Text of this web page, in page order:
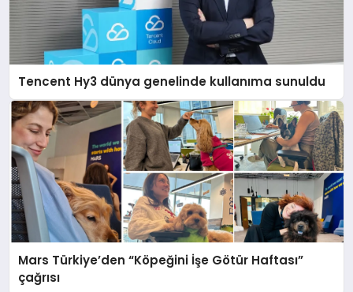
Tencent Hy3 dünya genelinde kullanıma sunuldu
Mars Türkiye’den “Köpeğini İşe Götür Haftası”
çağrısı